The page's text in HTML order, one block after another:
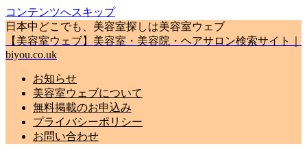
コンテンツへスキップ
日本中どこでも、美容室探しは美容室ウェブ
【美容室ウェブ】美容室・美容院・ヘアサロン検索サイト｜
biyou.co.uk
お知らせ
美容室ウェブについて
無料掲載のお申込み
プライバシーポリシー
お問い合わせ